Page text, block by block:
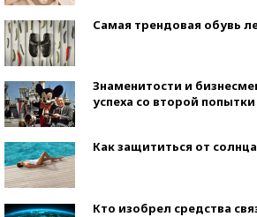
Самая трендовая обувь
Знаменитости и
успеха со второй попытки
Как защититься от
Кто изобрел средства